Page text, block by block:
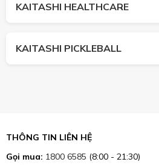
KAITASHI HEALTHCARE
KAITASHI PICKLEBALL
THÔNG TIN LIÊN HỆ
Gọi mua: 1800 6585 (8:00 - 21:30)